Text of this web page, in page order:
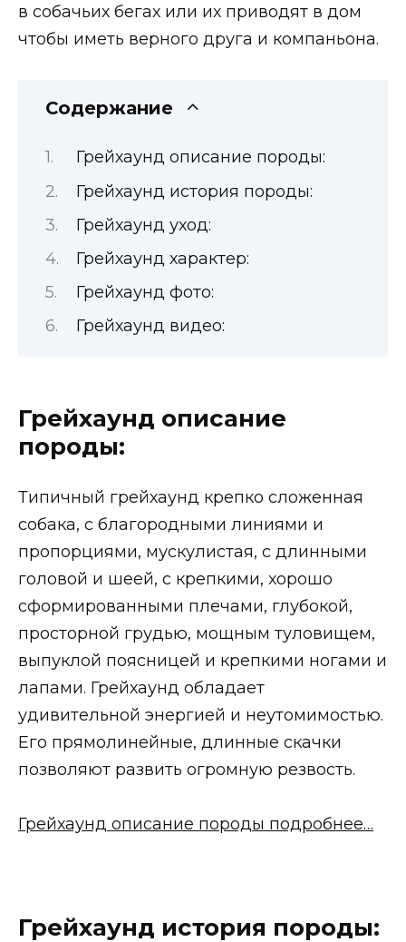
в собачьих бегах или их приводят в дом
чтобы иметь верного друга и компаньона.
Содержание
Грейхаунд описание породы:
Грейхаунд история породы:
Грейхаунд уход:
Грейхаунд характер:
Грейхаунд фото:
Грейхаунд видео:
Грейхаунд описание
породы:
Типичный грейхаунд крепко сложенная
собака, с благородными линиями и
пропорциями, мускулистая, с длинными
головой и шеей, с крепкими, хорошо
сформированными плечами, глубокой,
просторной грудью, мощным туловищем,
выпуклой поясницей и крепкими ногами и
лапами. Грейхаунд обладает
удивительной энергией и неутомимостью.
Его прямолинейные, длинные скачки
позволяют развить огромную резвость.
Грейхаунд описание породы подробнее…
Грейхаунд история породы: